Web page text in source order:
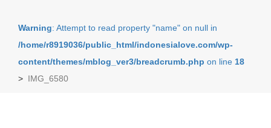
Warning: Attempt to read property "name" on null in
/home/r8919036/public_html/indonesialove.com/wp-
content/themes/mblog_ver3/breadcrumb.php on line 18
> IMG_6580